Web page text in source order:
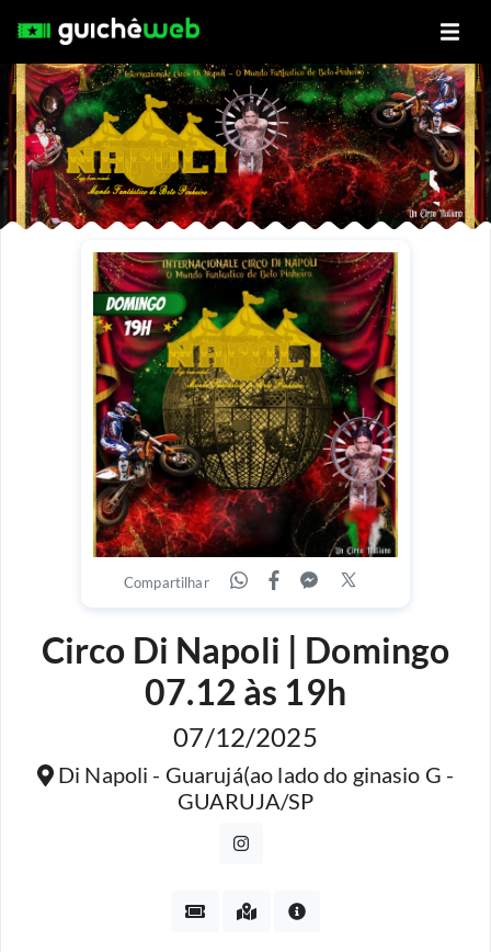
Compartilhar
Circo Di Napoli | Domingo
07.12 às 19h
07/12/2025
Di Napoli - Guarujá(ao lado do ginasio G -
GUARUJA/SP